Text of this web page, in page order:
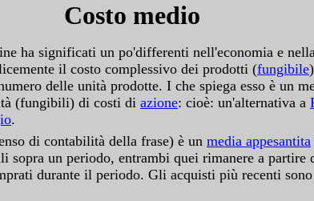
Costo medio
ha significati un po'differenti nell'economia e
il costo complessivo dei prodotti (fungibile
delle unità prodotte. I che spiega esso è un
(fungibili) di costi di azione: cioè: un'alternativa a
.
di contabilità della frase) è un media appesantita
sopra un periodo, entrambi quei rimanere a partire
durante il periodo. Gli acquisti più recenti